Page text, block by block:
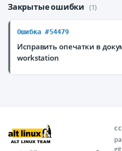
Закрытые ошибки (1)
Ошибка #54479
Исправить опечатки в
workstation